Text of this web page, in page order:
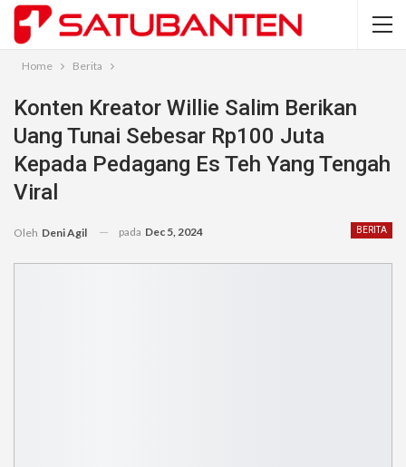
Home Berita
Konten Kreator Willie Salim Berikan
Uang Tunai Sebesar Rp100 Juta
Kepada Pedagang Es Teh Yang Tengah
Viral
BERITA
Oleh Deni Agil pada Dec 5, 2024